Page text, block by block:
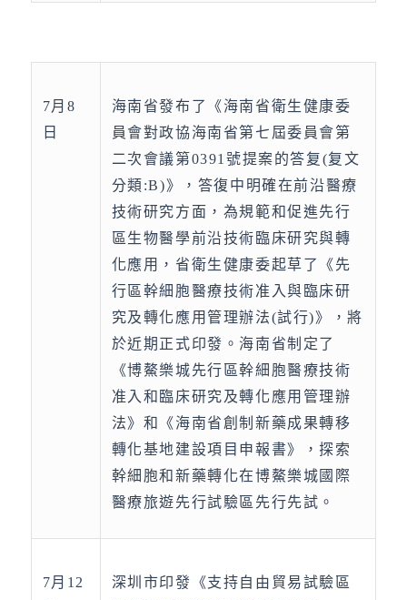
7月8
日
海南省發布了《海南省衛生健康委
員會對政協海南省第七屆委員會第
二次會議第0391號提案的答复(复文
分類:B)》，答復中明確在前沿醫療
技術研究方面，為規範和促進先行
區生物醫學前沿技術臨床研究與轉
化應用，省衛生健康委起草了《先
行區幹細胞醫療技術准入與臨床研
究及轉化應用管理辦法(試行)》，將
於近期正式印發。海南省制定了
《博鰲樂城先行區幹細胞醫療技術
准入和臨床研究及轉化應用管理辦
法》和《海南省創制新藥成果轉移
轉化基地建設項目申報書》，探索
幹細胞和新藥轉化在博鰲樂城國際
醫療旅遊先行試驗區先行先試。
7月12
深圳市印發《支持自由貿易試驗區